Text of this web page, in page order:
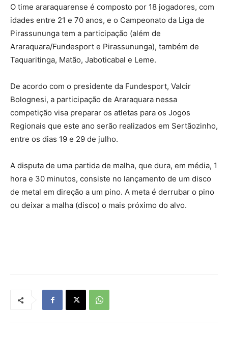
O time araraquarense é composto por 18 jogadores, com
idades entre 21 e 70 anos, e o Campeonato da Liga de
Pirassununga tem a participação (além de
Araraquara/Fundesport e Pirassununga), também de
Taquaritinga, Matão, Jaboticabal e Leme.
De acordo com o presidente da Fundesport, Valcir
Bolognesi, a participação de Araraquara nessa
competição visa preparar os atletas para os Jogos
Regionais que este ano serão realizados em Sertãozinho,
entre os dias 19 e 29 de julho.
A disputa de uma partida de malha, que dura, em média, 1
hora e 30 minutos, consiste no lançamento de um disco
de metal em direção a um pino. A meta é derrubar o pino
ou deixar a malha (disco) o mais próximo do alvo.